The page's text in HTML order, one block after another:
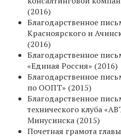
(2016)
Благодарственное
Красноярского и
(2016)
Благодарственное
«Единая Россия» (2016)
Благодарственное
по ООПТ» (2015)
Благодарственное
технического клуба
Минусинска (2015)
Почетная грамота